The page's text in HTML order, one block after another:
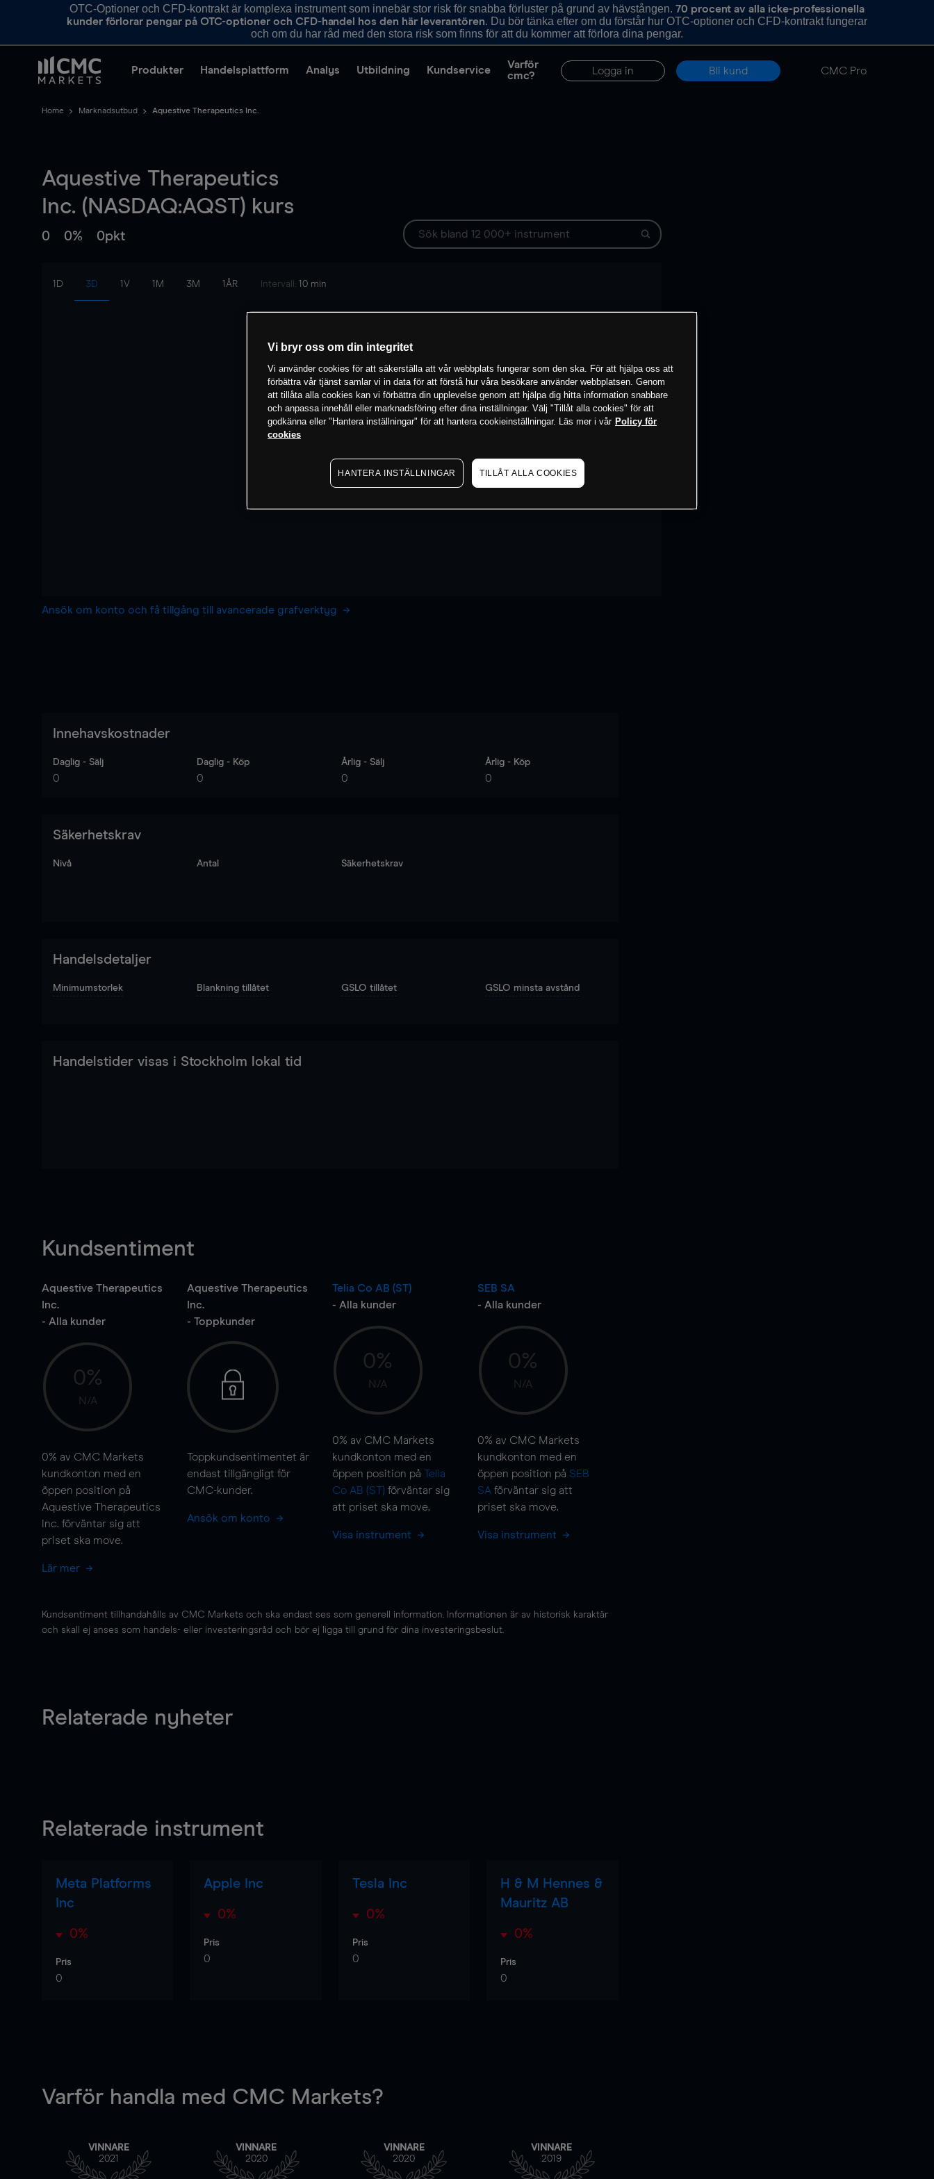
OTC-Optioner och CFD-kontrakt är komplexa instrument som innebär stor risk för snabba förluster på grund av hävstången. 70 procent av alla icke-professionella
kunder förlorar pengar på OTC-optioner och CFD-handel hos den här leverantören. Du bör tänka efter om du förstår hur OTC-optioner och CFD-kontrakt fungerar
och om du har råd med den stora risk som finns för att du kommer att förlora dina pengar.
Produkter Handelsplattform Analys Utbildning Kundservice
Varför
cmc?
Logga in Bli kund CMC Pro
Home Marknadsutbud Aquestive Therapeutics Inc.
Aquestive Therapeutics
Inc. (NASDAQ:AQST) kurs
0 0% 0pkt
1D 3D 1V 1M 3M 1ÅR Intervall: 10 min
Ansök om konto och få tillgång till avancerade grafverktyg
Innehavskostnader
Daglig - Sälj
0
Daglig - Köp
0
Årlig - Sälj
0
Årlig - Köp
0
Säkerhetskrav
Nivå Antal Säkerhetskrav
Handelsdetaljer
Minimumstorlek Blankning tillåtet GSLO tillåtet GSLO minsta avstånd
Handelstider visas i Stockholm lokal tid
Kundsentiment
Aquestive Therapeutics
Inc.
- Alla kunder
0%
N/A
0% av CMC Markets
kundkonton med en
öppen position på
Aquestive Therapeutics
Inc. förväntar sig att
priset ska move.
Lär mer
Aquestive Therapeutics
Inc.
- Toppkunder
Toppkundsentimentet är
endast tillgängligt för
CMC-kunder.
Ansök om konto
Telia Co AB (ST)
- Alla kunder
0%
N/A
0% av CMC Markets
kundkonton med en
öppen position på Telia
Co AB (ST) förväntar sig
att priset ska move.
Visa instrument
SEB SA
- Alla kunder
0%
N/A
0% av CMC Markets
kundkonton med en
öppen position på SEB
SA förväntar sig att
priset ska move.
Visa instrument
Kundsentiment tillhandahålls av CMC Markets och ska endast ses som generell information. Informationen är av historisk karaktär
och skall ej anses som handels- eller investeringsråd och bör ej ligga till grund för dina investeringsbeslut.
Relaterade nyheter
Relaterade instrument
Meta Platforms
Inc
0%
Pris
0
Apple Inc
0%
Pris
0
Tesla Inc
0%
Pris
0
H & M Hennes &
Mauritz AB
0%
Pris
0
Varför handla med CMC Markets?
VINNARE
2021
VINNARE
2020
VINNARE
2020
VINNARE
2019
Vi bryr oss om din integritet
Vi använder cookies för att säkerställa att vår webbplats fungerar som den ska. För att hjälpa oss att
förbättra vår tjänst samlar vi in data för att förstå hur våra besökare använder webbplatsen. Genom
att tillåta alla cookies kan vi förbättra din upplevelse genom att hjälpa dig hitta information snabbare
och anpassa innehåll eller marknadsföring efter dina inställningar. Välj "Tillåt alla cookies" för att
godkänna eller "Hantera inställningar" för att hantera cookieinställningar. Läs mer i vår Policy för
cookies
HANTERA INSTÄLLNINGAR TILLÅT ALLA COOKIES